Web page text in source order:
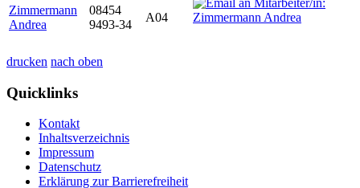
Zimmermann
Andrea
08454
9493-34
A04
drucken nach oben
Quicklinks
Kontakt
Inhaltsverzeichnis
Impressum
Datenschutz
Erklärung zur Barrierefreiheit